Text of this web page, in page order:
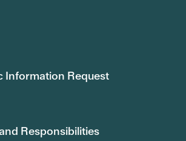
Information Request
Responsibilities